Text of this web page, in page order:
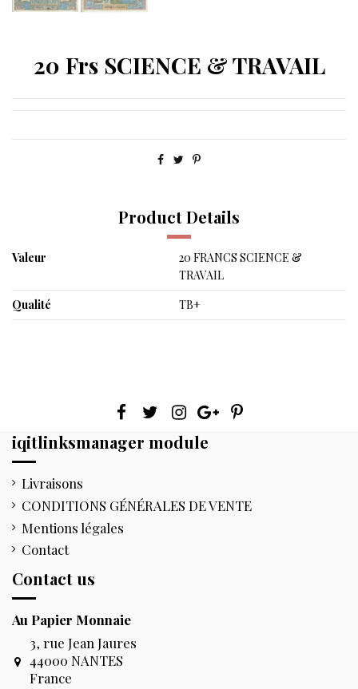
20 Frs SCIENCE & TRAVAIL
Product Details
Valeur
20 FRANCS SCIENCE &
TRAVAIL
Qualité
TB+
iqitlinksmanager module
Livraisons
CONDITIONS GÉNÉRALES DE VENTE
Mentions légales
Contact
Contact us
Au Papier Monnaie
3, rue Jean Jaures
44000 NANTES
France